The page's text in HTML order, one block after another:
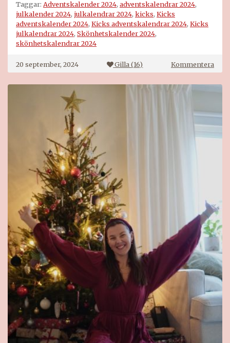
Taggar: Adventskalender 2024, adventskalendrar 2024,
julkalender 2024, julkalendrar 2024, kicks, Kicks
adventskalender 2024, Kicks adventskalendrar 2024, Kicks
julkalendrar 2024, Skönhetskalender 2024,
skönhetskalendrar 2024
20 september, 2024 Gilla (16) Kommenterapå